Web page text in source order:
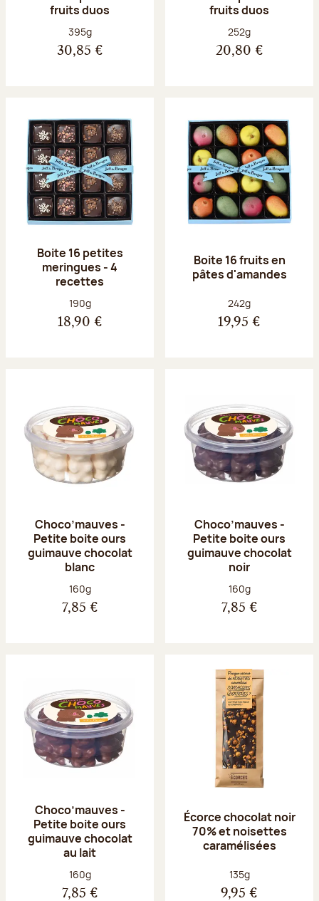
fruits duos
Poids net :
395g
30,85 €
fruits duos
Poids net :
252g
20,80 €
Boite 16 petites
meringues - 4
recettes
Poids net :
190g
18,90 €
Boite 16 fruits en
pâtes d'amandes
Poids net :
242g
19,95 €
Choco’mauves -
Petite boite ours
guimauve chocolat
blanc
Poids net :
160g
7,85 €
Choco’mauves -
Petite boite ours
guimauve chocolat
noir
Poids net :
160g
7,85 €
Choco’mauves -
Petite boite ours
guimauve chocolat
au lait
Poids net :
160g
7,85 €
Écorce chocolat noir
70% et noisettes
caramélisées
Poids net :
135g
9,95 €